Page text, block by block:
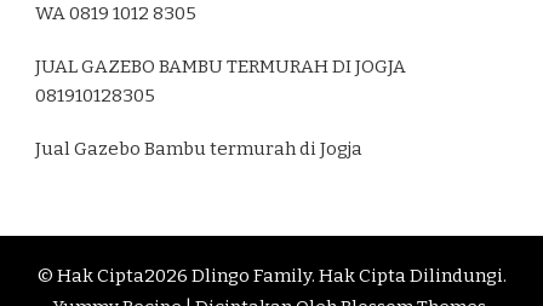
WA 0819 1012 8305
JUAL GAZEBO BAMBU TERMURAH DI JOGJA
081910128305
Jual Gazebo Bambu termurah di Jogja
© Hak Cipta2026 Dlingo Family. Hak Cipta Dilindungi.